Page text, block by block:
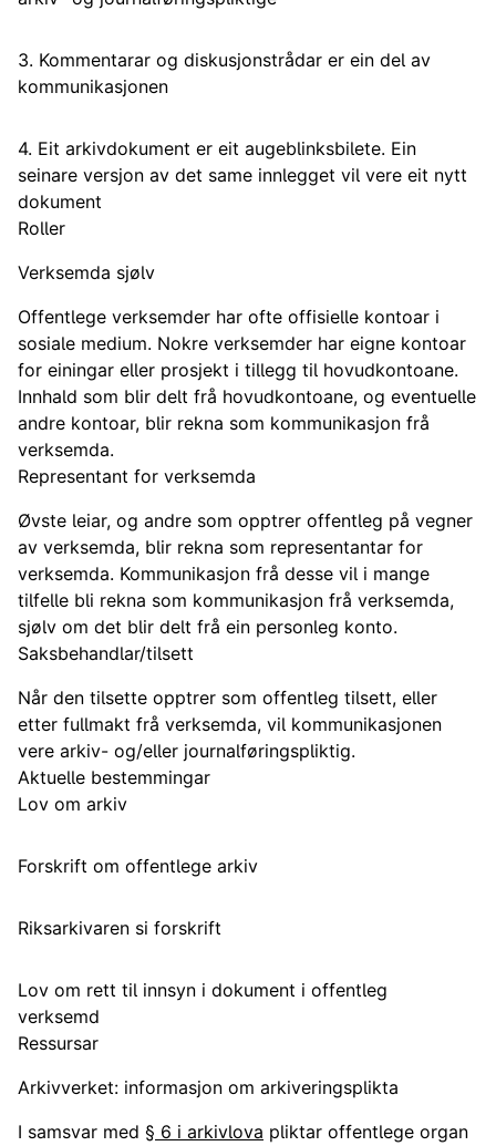
3. Kommentarar og diskusjonstrådar er ein del av
kommunikasjonen
4. Eit arkivdokument er eit augeblinksbilete. Ein
seinare versjon av det same innlegget vil vere eit nytt
dokument
Roller
Verksemda sjølv
Offentlege verksemder har ofte offisielle kontoar i
sosiale medium. Nokre verksemder har eigne kontoar
for einingar eller prosjekt i tillegg til hovudkontoane.
Innhald som blir delt frå hovudkontoane, og eventuelle
andre kontoar, blir rekna som kommunikasjon frå
verksemda.
Representant for verksemda
Øvste leiar, og andre som opptrer offentleg på vegner
av verksemda, blir rekna som representantar for
verksemda. Kommunikasjon frå desse vil i mange
tilfelle bli rekna som kommunikasjon frå verksemda,
sjølv om det blir delt frå ein personleg konto.
Saksbehandlar/tilsett
Når den tilsette opptrer som offentleg tilsett, eller
etter fullmakt frå verksemda, vil kommunikasjonen
vere arkiv- og/eller journalføringspliktig.
Aktuelle bestemmingar
Lov om arkiv
Forskrift om offentlege arkiv
Riksarkivaren si forskrift
Lov om rett til innsyn i dokument i offentleg
verksemd
Ressursar
Arkivverket: informasjon om arkiveringsplikta
I samsvar med § 6 i arkivlova pliktar offentlege organ